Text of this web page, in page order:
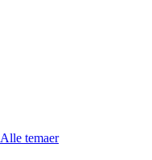
Alle temaer